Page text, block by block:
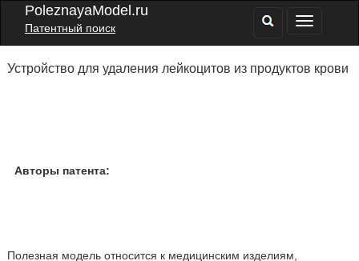
PoleznayaModel.ru
Патентный поиск
Устройство для удаления лейкоцитов из продуктов крови
Авторы патента:
Полезная модель относится к медицинским изделиям,